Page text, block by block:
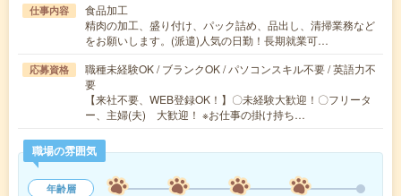
仕事内容
食品加工
精肉の加工、盛り付け、パック詰め、品出し、清掃業務など
をお願いします。(派遣)人気の日勤！長期就業可…
応募資格
職種未経験OK / ブランクOK / パソコンスキル不要 / 英語力不
要
【来社不要、WEB登録OK！】〇未経験大歓迎！〇フリータ
ー、主婦(夫) 大歓迎！ ※お仕事の掛け持ち…
職場の雰囲気
年齢層